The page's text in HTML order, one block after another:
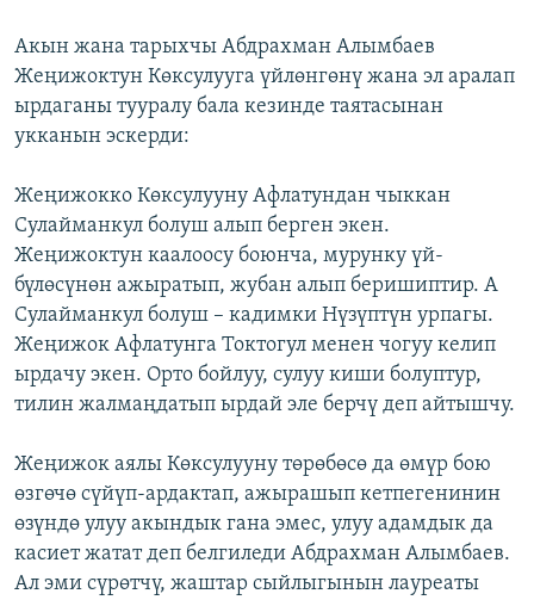
Акын жана тарыхчы Абдрахман Алымбаев
Жеңижоктун Көксулууга үйлөнгөнү жана эл аралап
ырдаганы тууралу бала кезинде таятасынан
укканын эскерди:
Жеңижокко Көксулууну Афлатундан чыккан
Сулайманкул болуш алып берген экен.
Жеңижоктун каалоосу боюнча, мурунку үй-
бүлөсүнөн ажыратып, жубан алып беришиптир. А
Сулайманкул болуш – кадимки Нүзүптүн урпагы.
Жеңижок Афлатунга Токтогул менен чогуу келип
ырдачу экен. Орто бойлуу, сулуу киши болуптур,
тилин жалмаңдатып ырдай эле берчү деп айтышчу.
Жеңижок аялы Көксулууну төрөбөсө да өмүр бою
өзгөчө сүйүп-ардактап, ажырашып кетпегенинин
өзүндө улуу акындык гана эмес, улуу адамдык да
касиет жатат деп белгиледи Абдрахман Алымбаев.
Ал эми сүрөтчү, жаштар сыйлыгынын лауреаты